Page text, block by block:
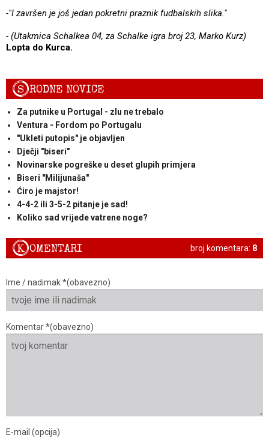
-"I završen je još jedan pokretni praznik fudbalskih slika."
- (Utakmica Schalkea 04, za Schalke igra broj 23, Marko Kurz)
Lopta do Kurca.
SRODNE NOVICE
Za putnike u Portugal - zlu ne trebalo
Ventura - Fordom po Portugalu
"Ukleti putopis" je objavljen
Dječji "biseri"
Novinarske pogreške u deset glupih primjera
Biseri "Milijunaša"
Ćiro je majstor!
4-4-2 ili 3-5-2 pitanje je sad!
Koliko sad vrijede vatrene noge?
broj komentara: 8
KOMENTARI
Ime / nadimak *(obavezno)
Komentar *(obavezno)
E-mail (opcija)